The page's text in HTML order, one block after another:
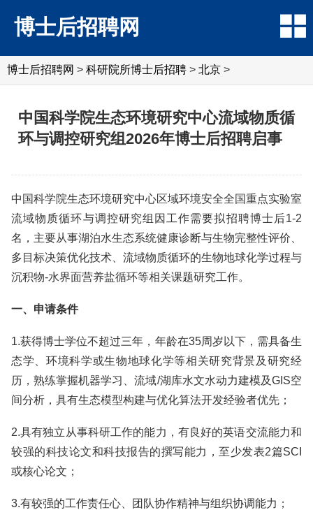
博士后招聘网
博士后招聘网 > 科研院所博士后招聘 > 北京 >
中国科学院生态环境研究中心流域物质循
环与调控研究组2026年博士后招聘启事
中国科学院生态环境研究中心区域环境安全全国重点实验室
流域物质循环与调控研究组因工作需要拟招聘博士后1-2
名，主要从事湖泊水生态系统健康诊断与生物完整性评价、
多目标决策优化技术、流域物质循环的生物地球化学过程与
沉积物-水界面营养盐循环等相关课题研究工作。
一、申请条件
1.获得博士学位不超过三年，年龄在35周岁以下，需具备生
态学、环境科学或生物地球化学等相关研究背景及研究经
历，熟练掌握机器学习、流域/湖库水文水动力建模及GIS空
间分析，具有生态模型构建与优化算法开发经验者优先；
2.具有独立从事科研工作的能力，有良好的英语交流能力和
较强的科技论文和科技报告的撰写能力，至少发表2篇SCI
或核心论文；
3.有较强的工作责任心、团队协作精神与组织协调能力；